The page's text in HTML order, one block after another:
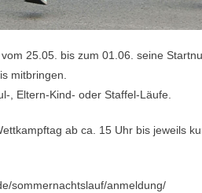
25.05. bis zum 01.06. seine
mitbringen.
, Eltern-Kind- oder Staffel-Läufe.
ab ca. 15 Uhr bis jeweils
sommernachtslauf/anmeldung/